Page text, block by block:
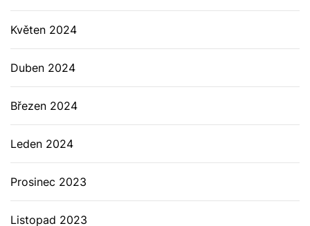
Květen 2024
Duben 2024
Březen 2024
Leden 2024
Prosinec 2023
Listopad 2023